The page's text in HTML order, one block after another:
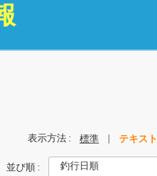
表示方法 標準 テキス
並び順